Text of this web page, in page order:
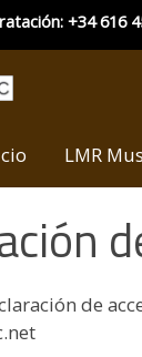
+34 616
LMR
de